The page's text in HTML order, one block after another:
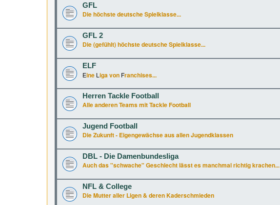
GFL
Die höchste deutsche Spielklasse...
GFL 2
Die (gefühlt) höchste deutsche Spielklasse...
ELF
Eine L iga von Franchises...
Herren Tackle Football
Alle anderen Teams mit Tackle Football
Jugend Football
Die Zukunft - Eigengewächse aus allen Jugendklassen
DBL - Die Damenbundesliga
Auch das "schwache" Geschlecht lässt es manchmal richtig krachen...
NFL & College
Die Mutter aller Ligen & deren Kaderschmieden